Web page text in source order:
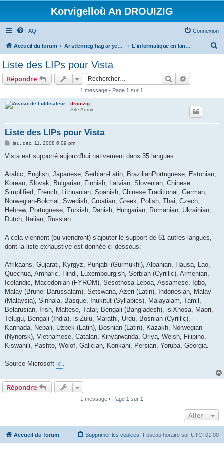
Korvigelloù An DROUIZIG
FAQ Connexion
Accueil du forum Ar stlenneg hag ar yezhoù bihan er bed a-bezh L'informatique en langues régionales et minoritaires
Liste des LIPs pour Vista
Répondre Rechercher
1 message • Page 1 sur 1
drouizig
Site Admin
Liste des LIPs pour Vista
M
s
g
jeu. déc. 11, 2008 6:09 pm
Vista est supporté aujourd'hui nativement dans 35 langues:
Arabic, English, Japanese, Serbian-Latin, BrazilianPortuguese, Estonian,
Korean, Slovak, Bulgarian, Finnish, Latvian, Slovenian, Chinese
Simplified, French, Lithuanian, Spanish, Chinese Traditional, German,
Norwegian-Bokmål, Swedish, Croatian, Greek, Polish, Thai, Czech,
Hebrew, Portuguese, Turkish, Danish, Hungarian, Romanian, Ukrainian,
Dutch, Italian, Russian.
A cela viennent (ou viendront) s'ajouter le support de 61 autres langues,
dont la liste exhaustive est donnée ci-dessous:
Afrikaans, Gujarati, Kyrgyz, Punjabi (Gurmukhi), Albanian, Hausa, Lao,
Quechua, Amharic, Hindi, Luxembourgish, Serbian (Cyrillic), Armenian,
Icelandic, Macedonian (FYROM), Sesothosa Leboa, Assamese, Igbo,
Malay (Brunei Darussalam), Setswana, Azeri (Latin), Indonesian, Malay
(Malaysia), Sinhala, Basque, Inukitut (Syllabics), Malayalam, Tamil,
Belarusian, Irish, Maltese, Tatar, Bengali (Bangladesh), isiXhosa, Maori,
Telugu, Bengali (India), isiZulu, Marathi, Urdu, Bosnian (Cyrillic),
Kannada, Nepali, Uzbek (Latin), Bosnian (Latin), Kazakh, Norwegian
(Nynorsk), Vietnamese, Catalan, Kinyarwanda, Oriya, Welsh, Filipino,
Kiswahili, Pashto, Wolof, Galician, Konkani, Persian, Yoruba, Georgia.
Source Microsoft ici.
Répondre
1 message • Page 1 sur 1
Aller
Accueil du forum Fuseau horaire sur UTC+01:00
Supprimer les cookies